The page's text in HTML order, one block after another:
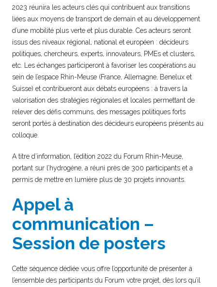
2023 réunira les acteurs clés qui contribuent aux transitions
liées aux moyens de transport de demain et au développement
d’une mobilité plus verte et plus durable. Ces acteurs seront
issus des niveaux régional, national et européen : décideurs
politiques, chercheurs, experts, innovateurs, PMEs et clusters,
etc. Les échanges participeront à favoriser les coopérations au
sein de l’espace Rhin-Meuse (France, Allemagne, Benelux et
Suisse) et contribueront aux débats européens : à travers la
valorisation des stratégies régionales et locales permettant de
relever des défis communs, des messages politiques forts
seront portés à destination des décideurs européens présents au
colloque.
A titre d’information, l’édition 2022 du Forum Rhin-Meuse,
portant sur l’hydrogène, a réuni près de 300 participants et a
permis de mettre en lumière plus de 30 projets innovants.
Appel à
communication –
Session de posters
Cette séquence dédiée vous offre l’opportunité de présenter à
l’ensemble des participants du Forum votre projet, dès lors qu’il